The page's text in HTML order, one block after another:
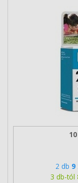
2 db 9
3 db-tól